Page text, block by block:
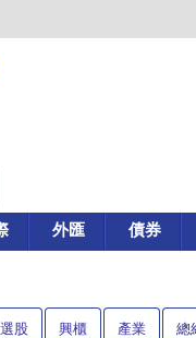
外匯 債券
選股 興櫃 產業 總